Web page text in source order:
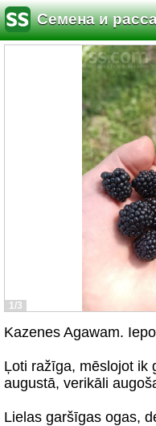
Семена и
1/3
Kazenes Agawam.
Ļoti ražīga, mēslojot ik
augustā, verikāli
Lielas garšīgas ogas,